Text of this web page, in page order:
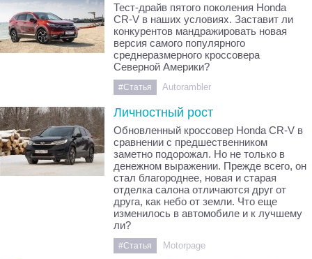
Тест-драйв пятого поколения Honda
CR-V в наших условиях. Заставит ли
конкурентов мандражировать новая
версия самого популярного
среднеразмерного кроссовера
Северной Америки?
#Статья Autorambler
Личностный рост
Обновленный кроссовер Honda CR-V в
сравнении с предшественником
заметно подорожал. Но не только в
денежном выражении. Прежде всего, он
стал благороднее, новая и старая
отделка салона отличаются друг от
друга, как небо от земли. Что еще
изменилось в автомобиле и к лучшему
ли?
#Статья Motorpage